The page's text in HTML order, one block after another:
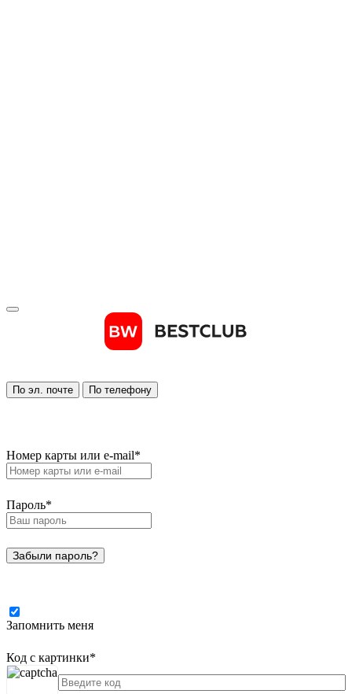
По эл. почте По телефону
Номер карты или e-mail*
Пароль*
Забыли пароль?
Запомнить меня
Код с картинки*